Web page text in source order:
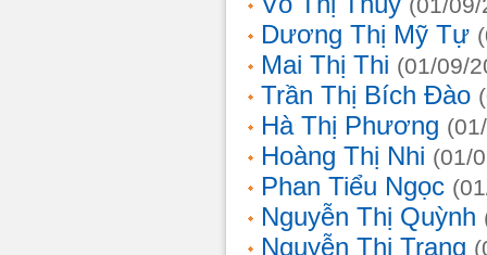
Dương Thị Mỹ Tự
Mai Thị Thi (01/09/
Trần Thị Bích Đào
Hà Thị Phương
Hoàng Thị Nhi (01/
Phan Tiểu Ngọc
Nguyễn Thị Quỳnh
Nguyễn Thị Trang